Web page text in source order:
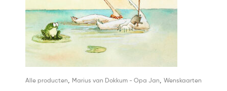
Alle producten Marius van Dokkum - Opa Jan Wenskaarten